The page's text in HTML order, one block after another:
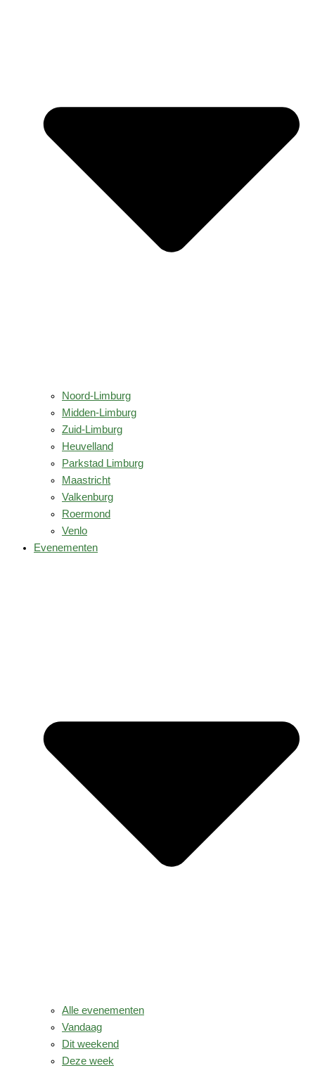
Noord-Limburg
Midden-Limburg
Zuid-Limburg
Heuvelland
Parkstad Limburg
Maastricht
Valkenburg
Roermond
Venlo
Evenementen
Alle evenementen
Vandaag
Dit weekend
Deze week